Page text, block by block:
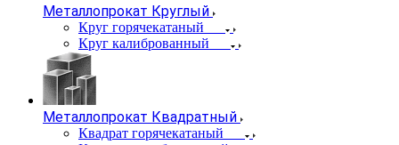
Металлопрокат Круглый
Круг горячекатаный
Круг калиброванный
Металлопрокат Квадратный
Квадрат горячекатаный